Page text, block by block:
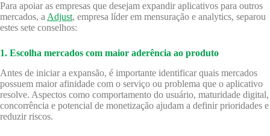
Para apoiar as empresas que desejam expandir aplicativos para outros
mercados, a Adjust, empresa líder em mensuração e analytics, separou
estes sete conselhos:
1. Escolha mercados com maior aderência ao produto
Antes de iniciar a expansão, é importante identificar quais mercados
possuem maior afinidade com o serviço ou problema que o aplicativo
resolve. Aspectos como comportamento do usuário, maturidade digital,
concorrência e potencial de monetização ajudam a definir prioridades e
reduzir riscos.